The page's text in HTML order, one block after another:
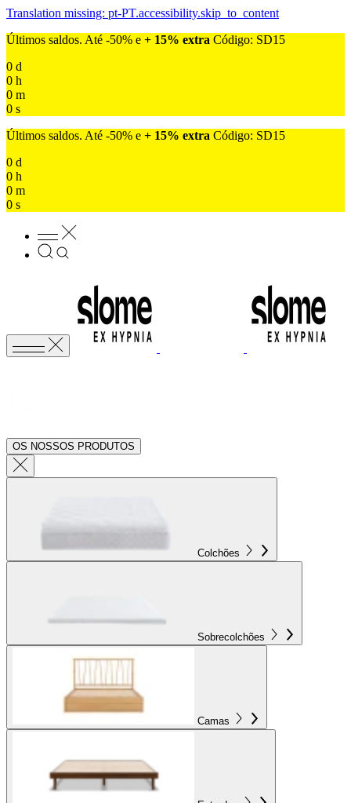
Translation missing: pt-PT.accessibility.skip_to_content
Últimos saldos. Até -50% e + 15% extra Código: SD15
0 d
0 h
0 m
0 s
Últimos saldos. Até -50% e + 15% extra Código: SD15
0 d
0 h
0 m
0 s
OS NOSSOS PRODUTOS
Colchões
Sobrecolchões
Camas